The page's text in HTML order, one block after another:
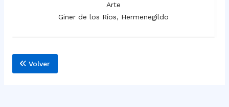
Arte
Giner de los Ríos, Hermenegildo
Volver